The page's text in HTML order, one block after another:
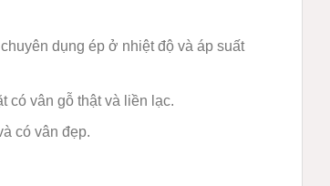
dụng ép ở nhiệt độ và áp suất
có vân gỗ thật và liền lạc.
có vân đẹp.